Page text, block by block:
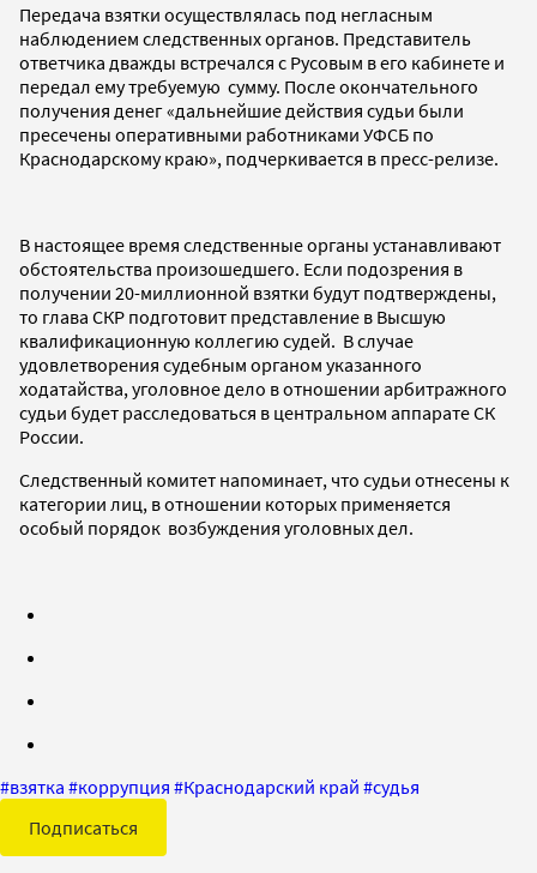
Передача взятки осуществлялась под негласным
наблюдением следственных органов. Представитель
ответчика дважды встречался с Русовым в его кабинете и
передал ему требуемую сумму. После окончательного
получения денег «дальнейшие действия судьи были
пресечены оперативными работниками УФСБ по
Краснодарскому краю», подчеркивается в пресс-релизе.
В настоящее время следственные органы устанавливают
обстоятельства произошедшего. Если подозрения в
получении 20-миллионной взятки будут подтверждены,
то глава СКР подготовит представление в Высшую
квалификационную коллегию судей. В случае
удовлетворения судебным органом указанного
ходатайства, уголовное дело в отношении арбитражного
судьи будет расследоваться в центральном аппарате СК
России.
Следственный комитет напоминает, что судьи отнесены к
категории лиц, в отношении которых применяется
особый порядок возбуждения уголовных дел.
#взятка #коррупция #Краснодарский край #судья
Подписаться